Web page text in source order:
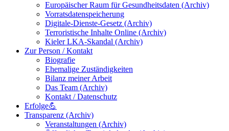
Europäischer Raum für Gesundheitsdaten (Archiv)
Vorratsdatenspeicherung
Digitale-Dienste-Gesetz (Archiv)
Terroristische Inhalte Online (Archiv)
Kieler LKA-Skandal (Archiv)
Zur Person / Kontakt
Biografie
Ehemalige Zuständigkeiten
Bilanz meiner Arbeit
Das Team (Archiv)
Kontakt / Datenschutz
Erfolge💪
Transparenz (Archiv)
Veranstaltungen (Archiv)